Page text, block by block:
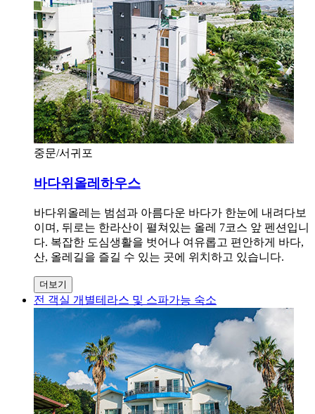
중문/서귀포
바다위올레하우스
바다위올레는 범섬과 아름다운 바다가 한눈에 내려다보
이며, 뒤로는 한라산이 펼쳐있는 올레 7코스 앞 펜션입니
다. 복잡한 도심생활을 벗어나 여유롭고 편안하게 바다,
산, 올레길을 즐길 수 있는 곳에 위치하고 있습니다.
더보기
전 객실 개별테라스 및 스파가능 숙소